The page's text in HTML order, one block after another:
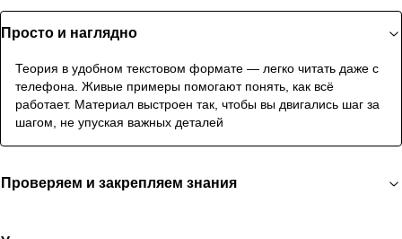
Просто и наглядно
Теория в удобном текстовом формате — легко читать даже с
телефона. Живые примеры помогают понять, как всё
работает. Материал выстроен так, чтобы вы двигались шаг за
шагом, не упуская важных деталей
Проверяем и закрепляем знания